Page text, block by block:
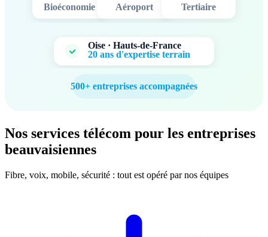
Bioéconomie
Aéroport
Tertiaire
Oise · Hauts-de-France
20 ans d'expertise terrain
500+ entreprises accompagnées
Nos services télécom pour les entreprises
beauvaisiennes
Fibre, voix, mobile, sécurité : tout est opéré par nos équipes